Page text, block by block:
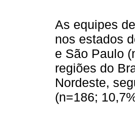
As equipes
nos estados
e São Paulo
regiões do
Nordeste,
(n=186;